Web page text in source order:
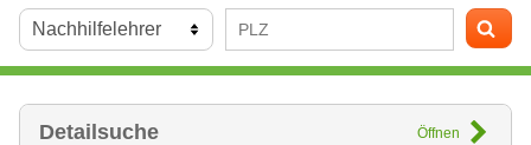
Detailsuche Öffnen